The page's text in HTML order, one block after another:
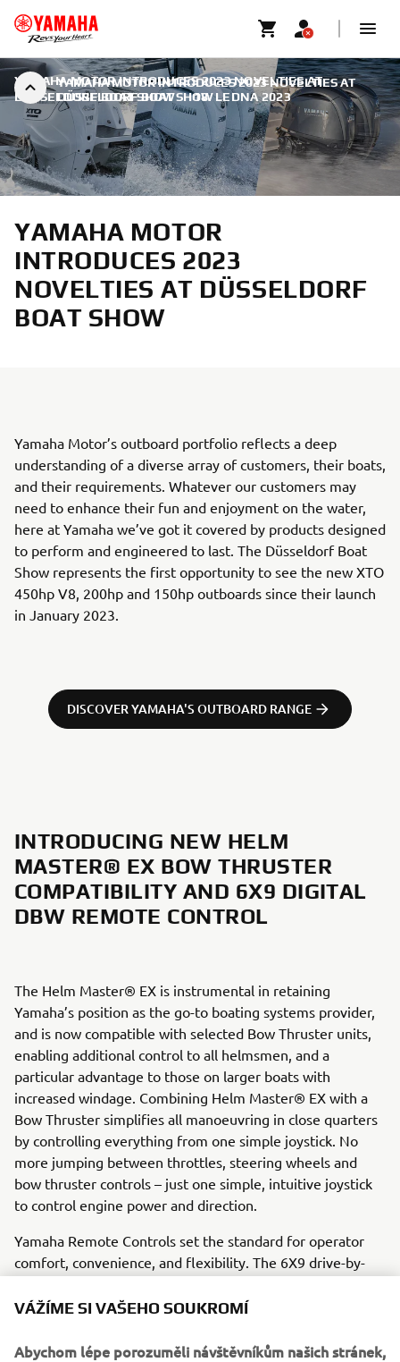
YAMAHA MOTOR INTRODUCES 2023 NOVELTIES AT
DÜSSELDORF BOAT SHOW
YAMAHA MOTOR INTRODUCES 2023 NOVELTIES AT
DÜSSELDORF BOAT SHOW | 18. LEDNA 2023
YAMAHA MOTOR
INTRODUCES 2023
NOVELTIES AT DÜSSELDORF
BOAT SHOW
Yamaha Motor’s outboard portfolio reflects a deep
understanding of a diverse array of customers, their boats,
and their requirements. Whatever our customers may
need to enhance their fun and enjoyment on the water,
here at Yamaha we’ve got it covered by products designed
to perform and engineered to last. The Düsseldorf Boat
Show represents the first opportunity to see the new XTO
450hp V8, 200hp and 150hp outboards since their launch
in January 2023.
DISCOVER YAMAHA'S OUTBOARD RANGE
INTRODUCING NEW HELM
MASTER® EX BOW THRUSTER
COMPATIBILITY AND 6X9 DIGITAL
DBW REMOTE CONTROL
The Helm Master® EX is instrumental in retaining
Yamaha’s position as the go-to boating systems provider,
and is now compatible with selected Bow Thruster units,
enabling additional control to all helmsmen, and a
particular advantage to those on larger boats with
increased windage. Combining Helm Master® EX with a
Bow Thruster simplifies all manoeuvring in close quarters
by controlling everything from one simple joystick. No
more jumping between throttles, steering wheels and
bow thruster controls – just one simple, intuitive joystick
to control engine power and direction.
Yamaha Remote Controls set the standard for operator
comfort, convenience, and flexibility. The 6X9 drive-by-
multi-engine boats and now features an integral start-stop
controls, thereby freeing up more space.
VÁŽÍME SI VAŠEHO SOUKROMÍ
Abychom lépe porozuměli návštěvníkům našich stránek,